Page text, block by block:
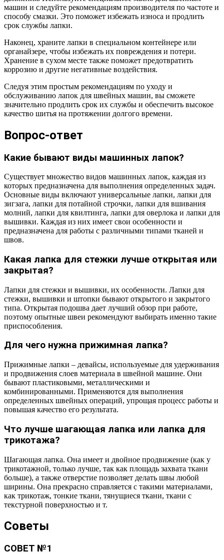
машин и следуйте рекомендациям производителя по частоте и
способу смазки. Это поможет избежать износа и продлить
срок службы лапки.
Наконец, храните лапки в специальном контейнере или
органайзере, чтобы избежать их повреждения и потери.
Хранение в сухом месте также поможет предотвратить
коррозию и другие негативные воздействия.
Следуя этим простым рекомендациям по уходу и
обслуживанию лапок для швейных машин, вы сможете
значительно продлить срок их службы и обеспечить высокое
качество шитья на протяжении долгого времени.
Вопрос-ответ
Какие бывают виды машинных лапок?
Существует множество видов машинных лапок, каждая из
которых предназначена для выполнения определенных задач.
Основные виды включают универсальные лапки, лапки для
зигзага, лапки для потайной строчки, лапки для вшивания
молний, лапки для квилтинга, лапки для оверлока и лапки для
вышивки. Каждая из них имеет свои особенности и
предназначена для работы с различными типами тканей и
швов.
Какая лапка для стежки лучше открытая или
закрытая?
Лапки для стежки и вышивки, их особенности. Лапки для
стежки, вышивки и штопки бывают открытого и закрытого
типа. Открытая подошва дает лучший обзор при работе,
поэтому опытные швеи рекомендуют выбирать именно такие
приспособления.
Для чего нужна прижимная лапка?
Прижимные лапки – девайсы, используемые для удерживания
и продвижения слоев материала в швейной машине. Они
бывают пластиковыми, металлическими и
комбинированными. Применяются для выполнения
определенных швейных операций, упрощая процесс работы и
повышая качество его результата.
Что лучше шагающая лапка или лапка для
трикотажа?
Шагающая лапка. Она имеет и двойное продвижение (как у
трикотажной, только лучше, так как площадь захвата ткани
больше), а также отверстие позволяет делать швы любой
ширины. Она прекрасно справляется с такими материалами,
как трикотаж, тонкие ткани, тянущиеся ткани, ткани с
текстурной поверхностью и т.
Советы
СОВЕТ №1